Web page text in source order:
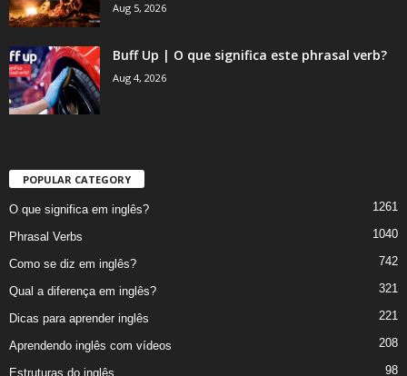
Aug 5, 2026
Buff Up | O que significa este phrasal verb?
Aug 4, 2026
POPULAR CATEGORY
O que significa em inglês? 1261
Phrasal Verbs 1040
Como se diz em inglês? 742
Qual a diferença em inglês? 321
Dicas para aprender inglês 221
Aprendendo inglês com vídeos 208
Estruturas do inglês 98